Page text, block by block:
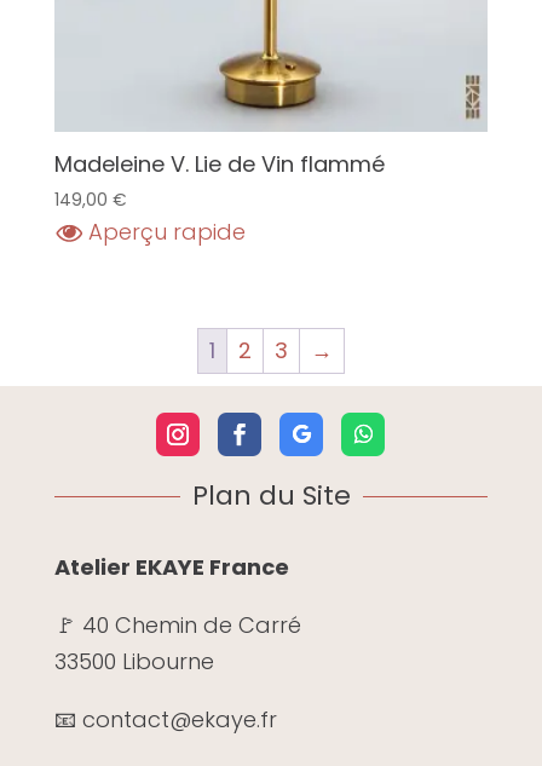
Madeleine V. Lie de Vin flammé
149,00 €
Aperçu rapide
1 2 3 →
Plan du Site
Atelier EKAYE France
🚩 40 Chemin de Carré
33500 Libourne
📧 contact@ekaye.fr